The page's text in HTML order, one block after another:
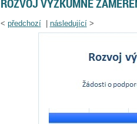
< předchozí| následující>